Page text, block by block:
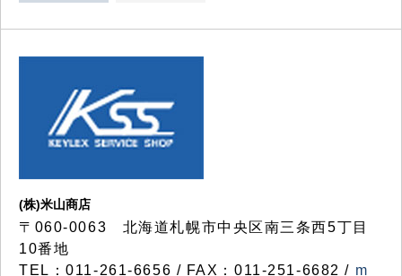
(株)米山商店
〒060-0063 北海道札幌市中央区南三条西5丁目
10番地
TEL：011-261-6656 / FAX：011-251-6682 / m